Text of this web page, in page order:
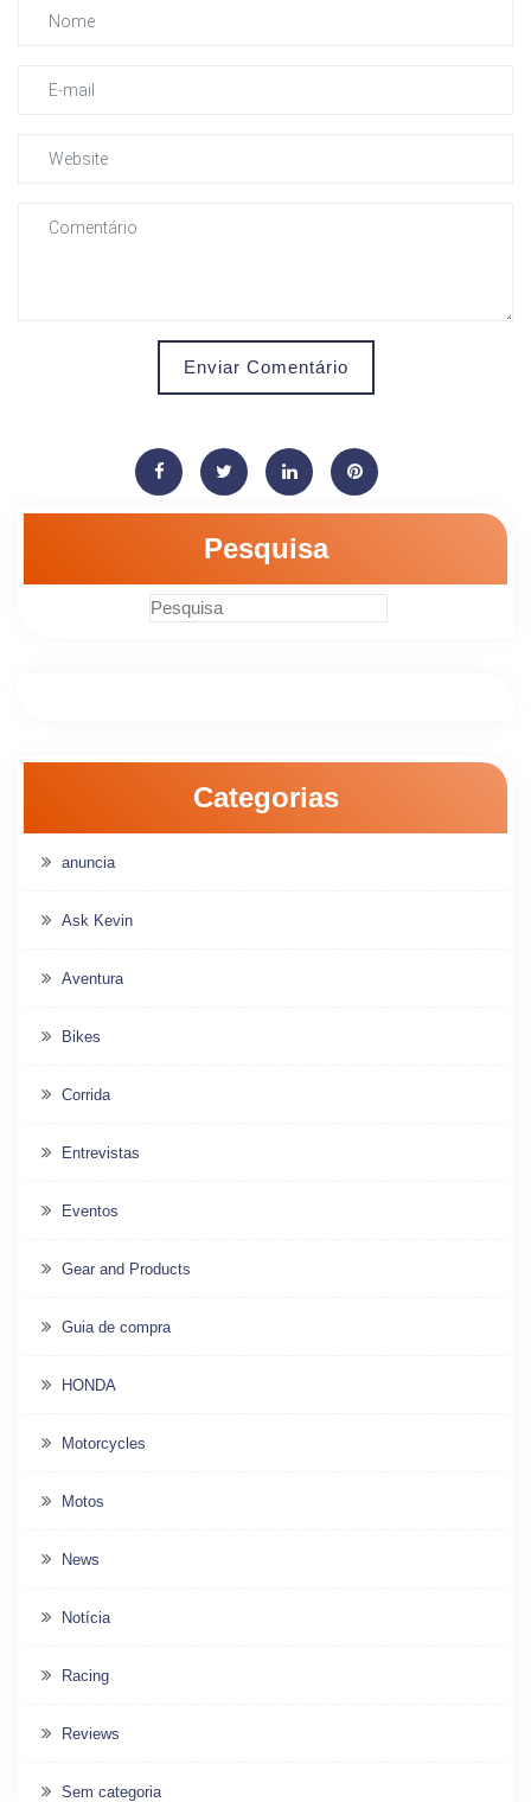
Enviar Comentário
Pesquisa
Categorias
anuncia
Ask Kevin
Aventura
Bikes
Corrida
Entrevistas
Eventos
Gear and Products
Guia de compra
HONDA
Motorcycles
Motos
News
Notícia
Racing
Reviews
Sem categoria